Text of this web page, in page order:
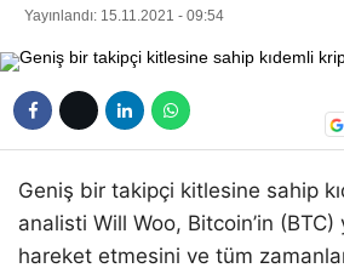
Yayınlandı: 15.11.2021 - 09:54
Geniş bir takipçi kitlesine sahip
analisti Will Woo, Bitcoin’in (BTC)
hareket etmesini ve tüm